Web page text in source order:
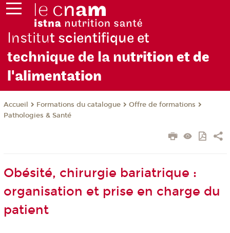
Institut scientifique et
technique de la nutrition et de
l'alimentation
Accueil Formations du catalogue
Offre de formations
Pathologies & Santé
Obésité, chirurgie bariatrique :
organisation et prise en charge du
patient